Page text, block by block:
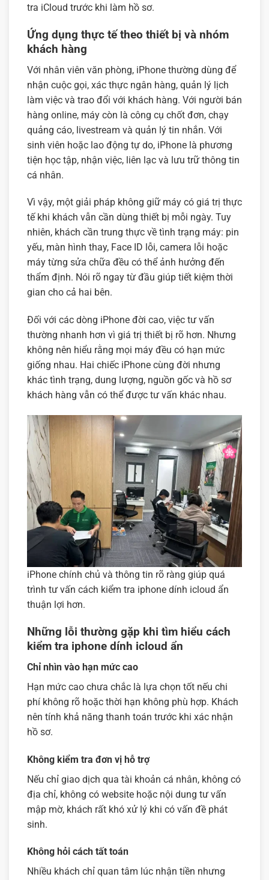
tra iCloud trước khi làm hồ sơ.
Ứng dụng thực tế theo thiết bị và nhóm
khách hàng
Với nhân viên văn phòng, iPhone thường dùng để
nhận cuộc gọi, xác thực ngân hàng, quản lý lịch
làm việc và trao đổi với khách hàng. Với người bán
hàng online, máy còn là công cụ chốt đơn, chạy
quảng cáo, livestream và quản lý tin nhắn. Với
sinh viên hoặc lao động tự do, iPhone là phương
tiện học tập, nhận việc, liên lạc và lưu trữ thông tin
cá nhân.
Vì vậy, một giải pháp không giữ máy có giá trị thực
tế khi khách vẫn cần dùng thiết bị mỗi ngày. Tuy
nhiên, khách cần trung thực về tình trạng máy: pin
yếu, màn hình thay, Face ID lỗi, camera lỗi hoặc
máy từng sửa chữa đều có thể ảnh hưởng đến
thẩm định. Nói rõ ngay từ đầu giúp tiết kiệm thời
gian cho cả hai bên.
Đối với các dòng iPhone đời cao, việc tư vấn
thường nhanh hơn vì giá trị thiết bị rõ hơn. Nhưng
không nên hiểu rằng mọi máy đều có hạn mức
giống nhau. Hai chiếc iPhone cùng đời nhưng
khác tình trạng, dung lượng, nguồn gốc và hồ sơ
khách hàng vẫn có thể được tư vấn khác nhau.
iPhone chính chủ và thông tin rõ ràng giúp quá
trình tư vấn cách kiểm tra iphone dính icloud ẩn
thuận lợi hơn.
Những lỗi thường gặp khi tìm hiểu cách
kiểm tra iphone dính icloud ẩn
Chỉ nhìn vào hạn mức cao
Hạn mức cao chưa chắc là lựa chọn tốt nếu chi
phí không rõ hoặc thời hạn không phù hợp. Khách
nên tính khả năng thanh toán trước khi xác nhận
hồ sơ.
Không kiểm tra đơn vị hỗ trợ
Nếu chỉ giao dịch qua tài khoản cá nhân, không có
địa chỉ, không có website hoặc nội dung tư vấn
mập mờ, khách rất khó xử lý khi có vấn đề phát
sinh.
Không hỏi cách tất toán
Nhiều khách chỉ quan tâm lúc nhận tiền nhưng